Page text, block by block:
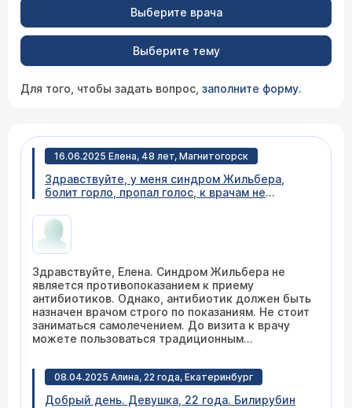
Выберите врача
Выберите тему
Для того, чтобы задать вопрос, заполните форму.
16.06.2025 Елена, 48 лет, Магнитогорск
Здравствуйте, у меня синдром Жильбера,
болит горло, пропал голос, к врачам не
есть какой то щадящий?? Подскажите
пожалуйста.
Здравствуйте, Елена. Синдром Жильбера не
является противопоказанием к приему
антибиотиков. Однако, антибиотик должен быть
назначен врачом строго по показаниям. Не стоит
заниматься самолечением. До визита к врачу
можете пользоваться традиционным
соблюдать строго голосовой покой.
08.04.2025 Алина, 22 года, Екатеринбург
Добрый день. Девушка, 22 года. Билирубин